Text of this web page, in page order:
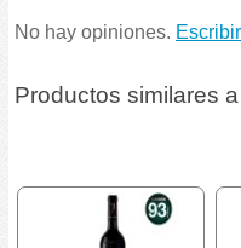
No hay opiniones.
Productos similares